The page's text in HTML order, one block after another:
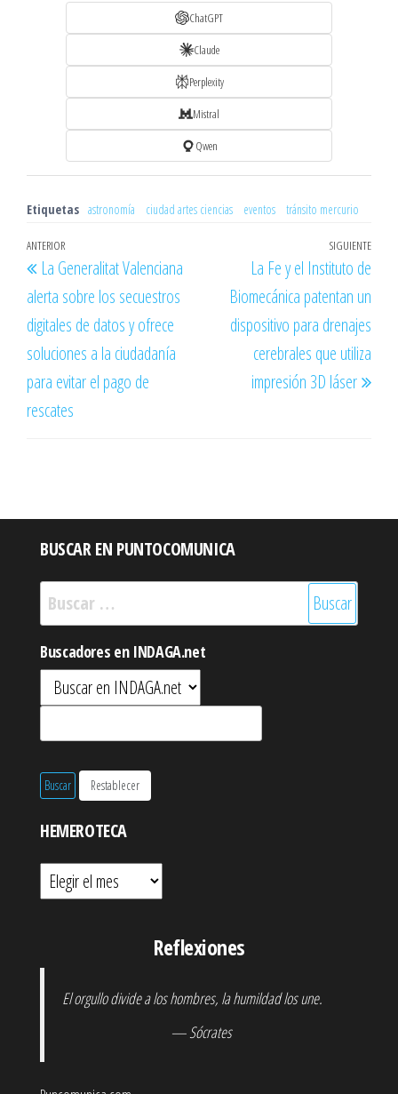
ChatGPT
Claude
Perplexity
Mistral
Qwen
Etiquetas astronomía ciudad artes ciencias eventos tránsito mercurio
Navegación
de
entradas
Entrada
anterior
ANTERIOR
La Generalitat Valenciana
alerta sobre los secuestros
digitales de datos y ofrece
soluciones a la ciudadanía
para evitar el pago de
rescates
SIGUIENTE
La Fe y el Instituto de
Biomecánica patentan un
dispositivo para drenajes
cerebrales que utiliza
impresión 3D láser
BUSCAR EN PUNTOCOMUNICA
Buscar:
Buscadores en INDAGA.net
HEMEROTECA
Hemeroteca
Reflexiones
El orgullo divide a los hombres, la humildad los une.
— Sócrates